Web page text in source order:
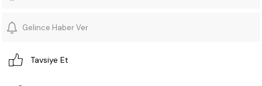
Gelince Haber Ver
Tavsiye Et